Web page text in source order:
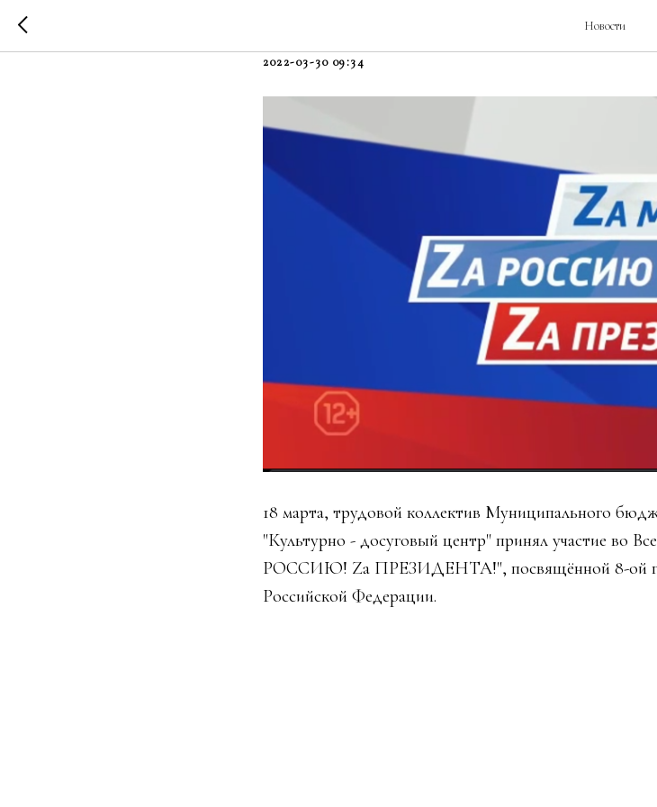
Новости
2022-03-30 09:34
18 марта, трудовой коллектив Муниципального
"Культурно - досуговый центр" принял участие во
РОССИЮ! Zа ПРЕЗИДЕНТА!", посвящённой 8-ой
Российской Федерации.